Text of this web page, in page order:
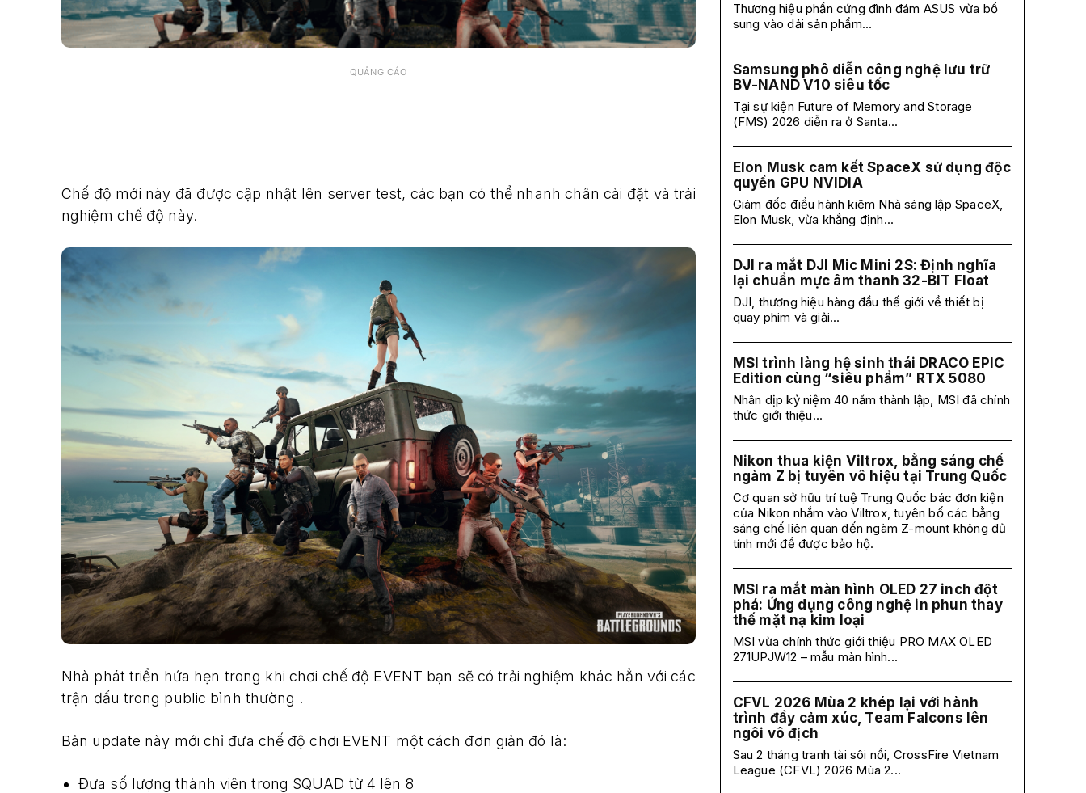
QUẢNG CÁO
Chế độ mới này đã được cập nhật lên server test, các bạn có thể nhanh chân cài đặt và trải
nghiệm chế độ này.
Nhà phát triển hứa hẹn trong khi chơi chế độ EVENT bạn sẽ có trải nghiệm khác hẳn với các
trận đấu trong public bình thường .
Bản update này mới chỉ đưa chế độ chơi EVENT một cách đơn giản đó là:
Đưa số lượng thành viên trong SQUAD từ 4 lên 8
Thương hiệu phần cứng đình đám ASUS vừa bổ
sung vào dải sản phẩm...
Samsung phô diễn công nghệ lưu trữ
BV-NAND V10 siêu tốc
Tại sự kiện Future of Memory and Storage
(FMS) 2026 diễn ra ở Santa...
Elon Musk cam kết SpaceX sử dụng độc
quyền GPU NVIDIA
Giám đốc điều hành kiêm Nhà sáng lập SpaceX,
Elon Musk, vừa khẳng định...
DJI ra mắt DJI Mic Mini 2S: Định nghĩa
lại chuẩn mực âm thanh 32-BIT Float
DJI, thương hiệu hàng đầu thế giới về thiết bị
quay phim và giải...
MSI trình làng hệ sinh thái DRACO EPIC
Edition cùng “siêu phẩm” RTX 5080
Nhân dịp kỷ niệm 40 năm thành lập, MSI đã chính
thức giới thiệu...
Nikon thua kiện Viltrox, bằng sáng chế
ngàm Z bị tuyên vô hiệu tại Trung Quốc
Cơ quan sở hữu trí tuệ Trung Quốc bác đơn kiện
của Nikon nhắm vào Viltrox, tuyên bố các bằng
sáng chế liên quan đến ngàm Z-mount không đủ
tính mới để được bảo hộ.
MSI ra mắt màn hình OLED 27 inch đột
phá: Ứng dụng công nghệ in phun thay
thế mặt nạ kim loại
MSI vừa chính thức giới thiệu PRO MAX OLED
271UPJW12 – mẫu màn hình...
CFVL 2026 Mùa 2 khép lại với hành
trình đầy cảm xúc, Team Falcons lên
ngôi vô địch
Sau 2 tháng tranh tài sôi nổi, CrossFire Vietnam
League (CFVL) 2026 Mùa 2...